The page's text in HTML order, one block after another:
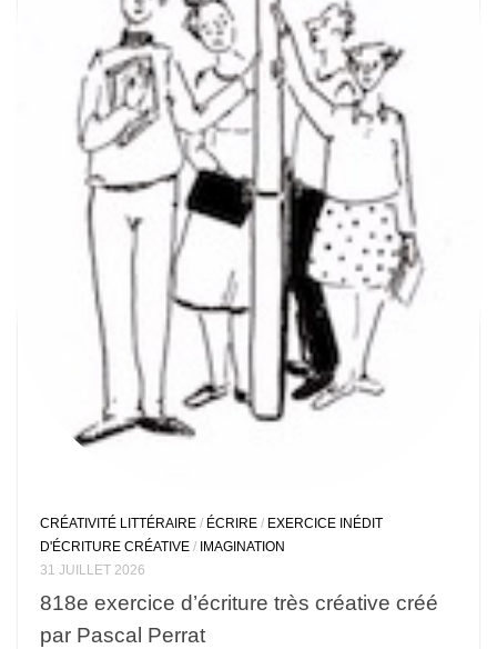
CRÉATIVITÉ LITTÉRAIRE / ÉCRIRE / EXERCICE INÉDIT
D'ÉCRITURE CRÉATIVE / IMAGINATION
31 JUILLET 2026
818e exercice d’écriture très créative créé
par Pascal Perrat